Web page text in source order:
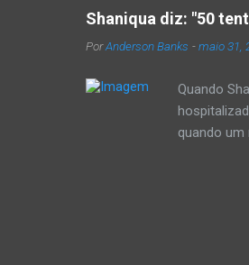
rica
Cultura
Shaniqua diz: "50
PorAnderson Banks -maio 31,
Quando
quando
50 cent